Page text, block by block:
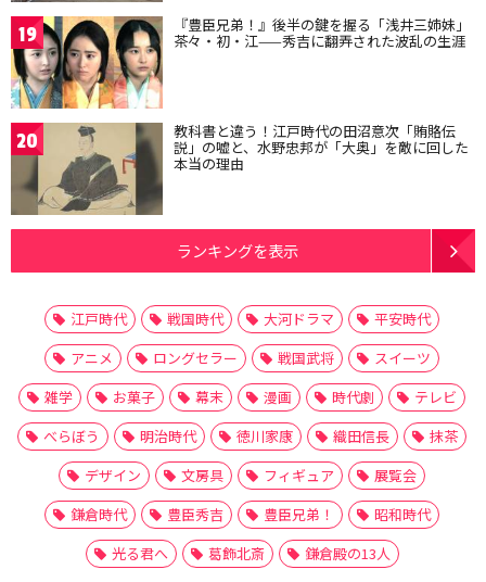
19 『豊臣兄弟！』後半の鍵を握る「浅井三姉妹」
茶々・初・江——秀吉に翻弄された波乱の生涯
20 教科書と違う！江戸時代の田沼意次「賄賂伝
説」の嘘と、水野忠邦が「大奥」を敵に回した
本当の理由
ランキングを表示
江戸時代 戦国時代 大河ドラマ
平安時代
アニメ
ロングセラー 戦国武将
スイーツ
雑学
お菓子 幕末 漫画 時代劇
テレビ
べらぼう
明治時代 徳川家康 織田信長
抹茶
デザイン
文房具 フィギュア
展覧会
鎌倉時代
豊臣秀吉 豊臣兄弟！
昭和時代
光る君へ
葛飾北斎 鎌倉殿の13人